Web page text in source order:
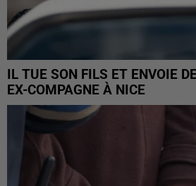
IL TUE SON FILS ET ENVOIE
EX-COMPAGNE À NICE